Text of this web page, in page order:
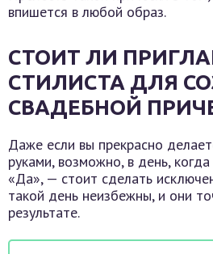
впишется в любой образ.
СТОИТ ЛИ
СТИЛИСТА ДЛЯ
СВАДЕБНОЙ
Даже если вы прекрасно
руками, возможно, в день,
«Да», — стоит сделать
такой день неизбежны, и они
результате.